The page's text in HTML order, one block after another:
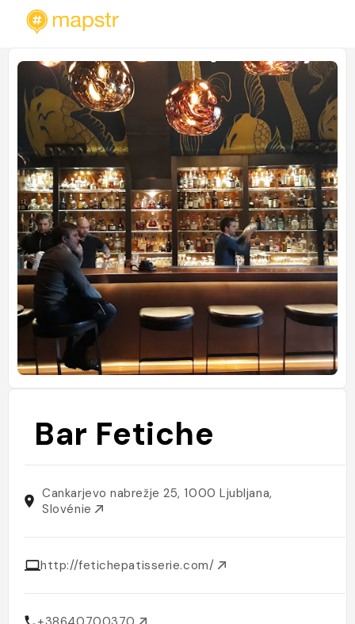
Bar Fetiche
Cankarjevo nabrežje 25, 1000 Ljubljana,
Slovénie
http://fetichepatisserie.com/